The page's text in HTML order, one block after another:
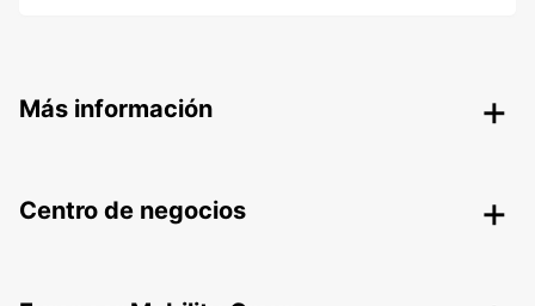
Más información
Centro de negocios